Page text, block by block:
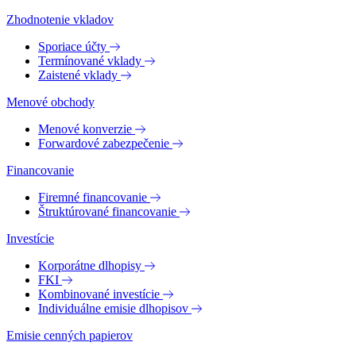
Zhodnotenie vkladov
Sporiace účty
Termínované vklady
Zaistené vklady
Menové obchody
Menové konverzie
Forwardové zabezpečenie
Financovanie
Firemné financovanie
Štruktúrované financovanie
Investície
Korporátne dlhopisy
FKI
Kombinované investície
Individuálne emisie dlhopisov
Emisie cenných papierov